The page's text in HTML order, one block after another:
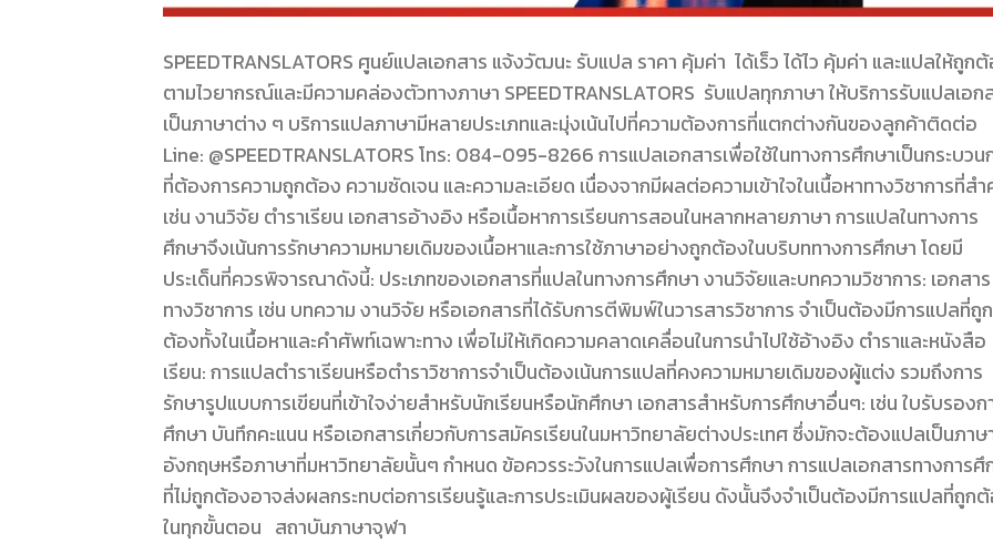
SPEEDTRANSLATORS ศูนย์แปลเอกสาร แจ้งวัฒนะ รับแปล ราคา คุ้มค่า ได้เร็ว ได้ไว คุ้มค่า และแปลให้ถูก
ตามไวยากรณ์และมีความคล่องตัวทางภาษา SPEEDTRANSLATORS รับแปลทุกภาษา ให้บริการรับแปลเอก
เป็นภาษาต่าง ๆ บริการแปลภาษามีหลายประเภทและมุ่งเน้นไปที่ความต้องการที่แตกต่างกันของลูกค้าติดต่อ
Line: @SPEEDTRANSLATORS โทร: 084-095-8266 การแปลเอกสารเพื่อใช้ในทางการศึกษาเป็นกระบวน
ที่ต้องการความถูกต้อง ความชัดเจน และความละเอียด เนื่องจากมีผลต่อความเข้าใจในเนื้อหาทางวิชาการที่ส
เช่น งานวิจัย ตำราเรียน เอกสารอ้างอิง หรือเนื้อหาการเรียนการสอนในหลากหลายภาษา การแปลในทางการ
ศึกษาจึงเน้นการรักษาความหมายเดิมของเนื้อหาและการใช้ภาษาอย่างถูกต้องในบริบททางการศึกษา โดยมี
ประเด็นที่ควรพิจารณาดังนี้: ประเภทของเอกสารที่แปลในทางการศึกษา งานวิจัยและบทความวิชาการ: เอกสาร
ทางวิชาการ เช่น บทความ งานวิจัย หรือเอกสารที่ได้รับการตีพิมพ์ในวารสารวิชาการ จำเป็นต้องมีการแปลที่ถูก
ต้องทั้งในเนื้อหาและคำศัพท์เฉพาะทาง เพื่อไม่ให้เกิดความคลาดเคลื่อนในการนำไปใช้อ้างอิง ตำราและหนังสือ
เรียน: การแปลตำราเรียนหรือตำราวิชาการจำเป็นต้องเน้นการแปลที่คงความหมายเดิมของผู้แต่ง รวมถึงการ
รักษารูปแบบการเขียนที่เข้าใจง่ายสำหรับนักเรียนหรือนักศึกษา เอกสารสำหรับการศึกษาอื่นๆ: เช่น ใบรับรองก
ศึกษา บันทึกคะแนน หรือเอกสารเกี่ยวกับการสมัครเรียนในมหาวิทยาลัยต่างประเทศ ซึ่งมักจะต้องแปลเป็นภาษ
อังกฤษหรือภาษาที่มหาวิทยาลัยนั้นๆ กำหนด ข้อควรระวังในการแปลเพื่อการศึกษา การแปลเอกสารทางการศึ
ที่ไม่ถูกต้องอาจส่งผลกระทบต่อการเรียนรู้และการประเมินผลของผู้เรียน ดังนั้นจึงจำเป็นต้องมีการแปลที่ถูก
ในทุกขั้นตอน สถาบันภาษาจุฬา